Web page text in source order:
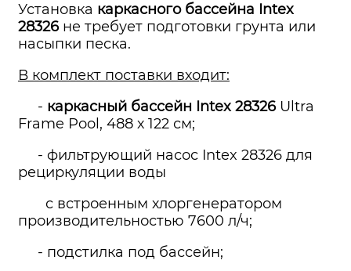
Установка каркасного бассейна Intex
28326не требует подготовки грунта или
насыпки песка.
В комплект поставки входит:
- каркасный бассейн Intex 28326 Ultra
Frame Pool, 488 х 122 см;
- фильтрующий насос Intex 28326 для
рециркуляции воды
с встроенным хлоргенератором
производительностью 7600 л/ч;
- подстилка под бассейн;